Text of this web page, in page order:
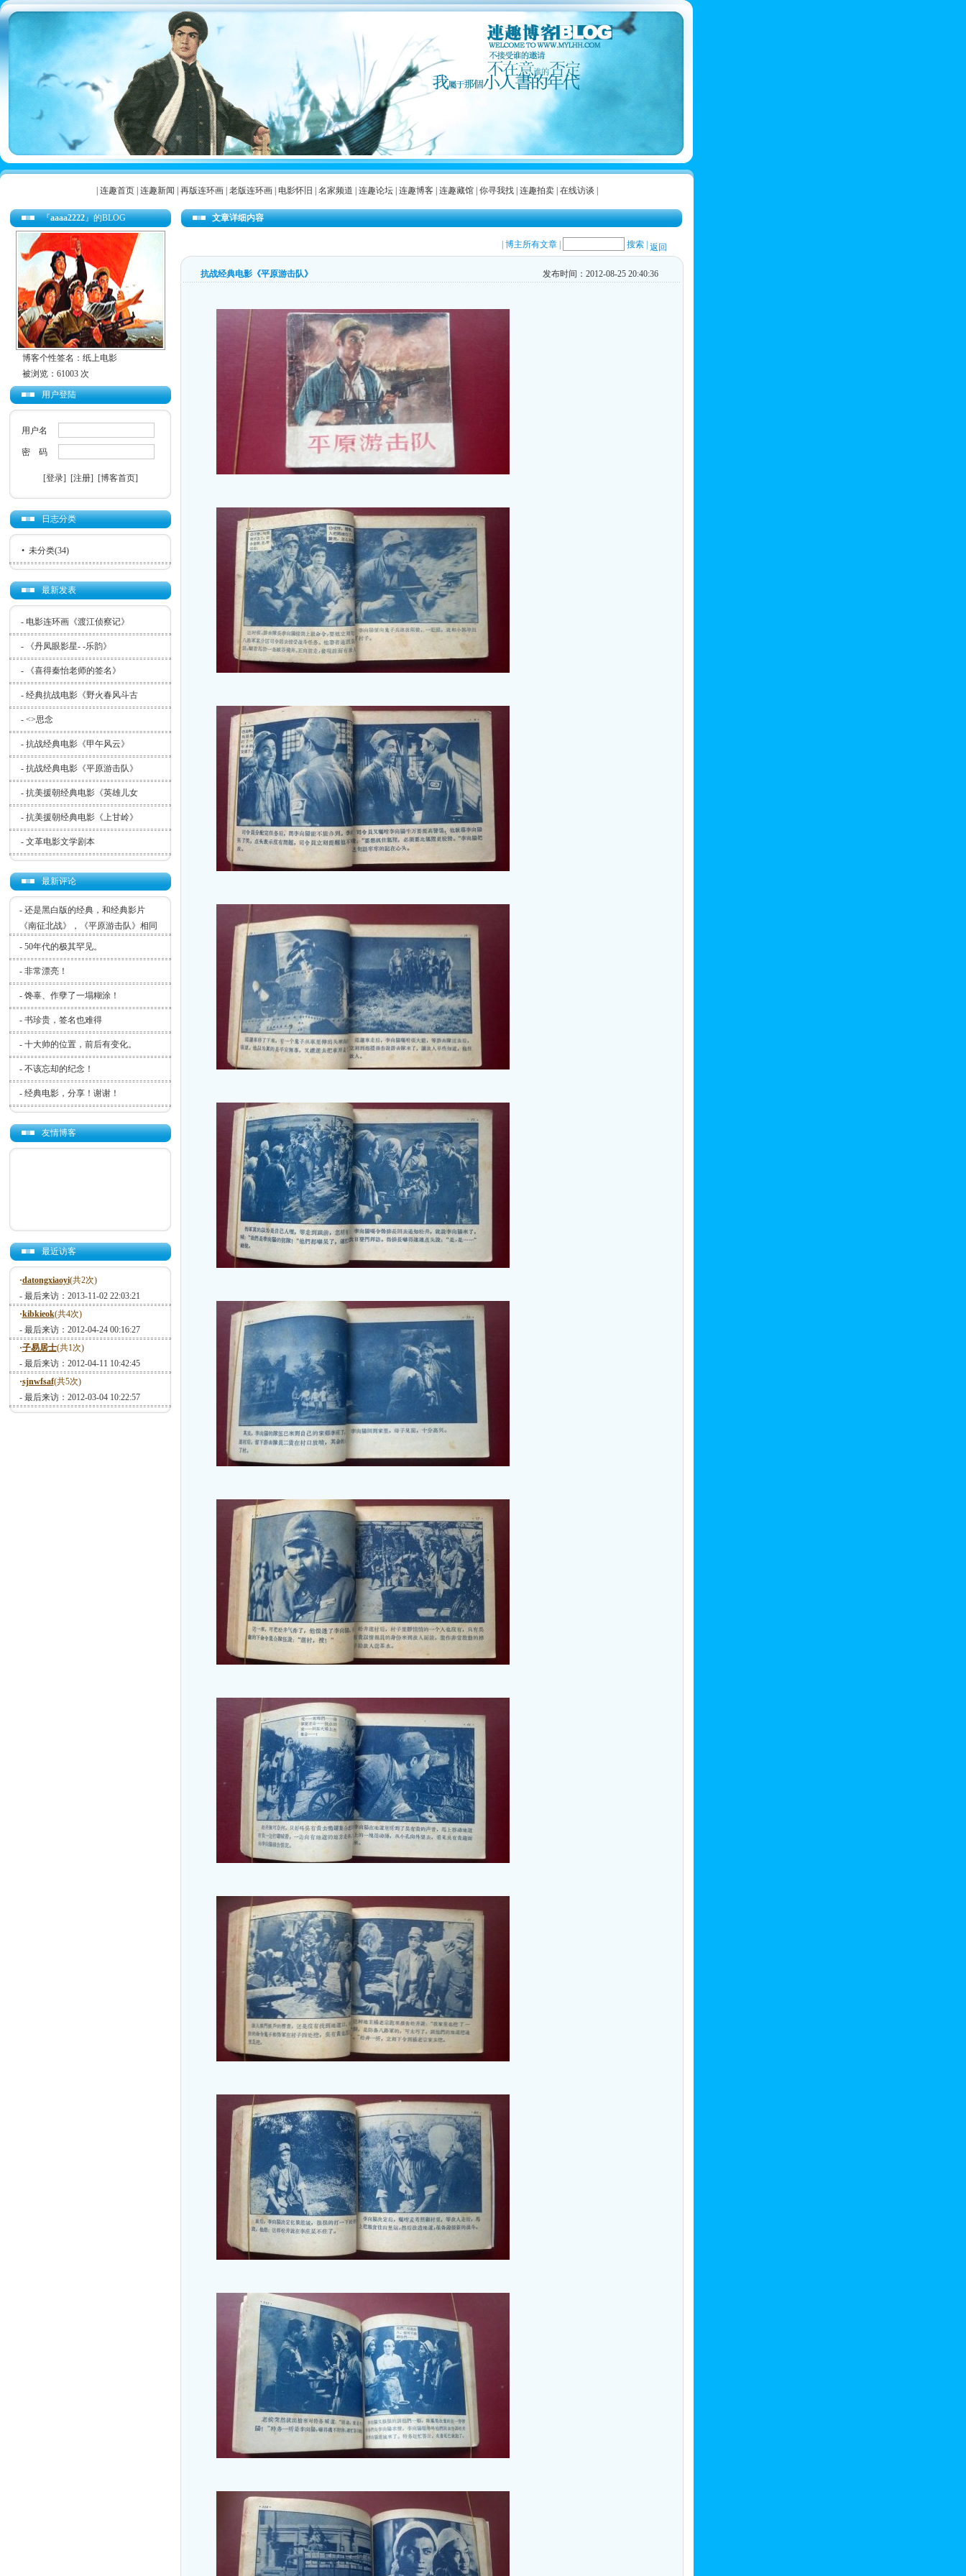
连趣首页| 连趣新闻 再版连环画| 老版连环画| 电影怀旧 名家频道 连趣论坛| 连趣博客| 连趣藏馆| 你寻我找| 连趣拍卖| 在线访谈
『aaaa2222』的BLOG
博客个性签名：纸上电影
被浏览：61003 次
用户登陆
用户名
密 码
[登录] [注册] [博客首页]
日志分类
• 未分类(34)
最新发表
- 电影连环画《渡江侦察记》
- 《丹凤眼影星- -乐韵》
- 《喜得秦怡老师的签名》
- 经典抗战电影《野火春风斗古
- <>思念
- 抗战经典电影《甲午风云》
- 抗战经典电影《平原游击队》
- 抗美援朝经典电影《英雄儿女
- 抗美援朝经典电影《上甘岭》
- 文革电影文学剧本
最新评论
- 还是黑白版的经典，和经典影片
《南征北战》，《平原游击队》相同
- 50年代的极其罕见。
- 非常漂亮！
- 馋辜、作孽了一塌糊涂！
- 书珍贵，签名也难得
- 十大帅的位置，前后有变化。
- 不该忘却的纪念！
- 经典电影，分享！谢谢！
友情博客
最近访客
·datongxiaoyi(共2次)
- 最后来访：2013-11-02 22:03:21
·kibkieok(共4次)
- 最后来访：2012-04-24 00:16:27
·子易居士(共1次)
- 最后来访：2012-04-11 10:42:45
·sjnwfsaf(共5次)
- 最后来访：2012-03-04 10:22:57
文章详细内容
博主所有文章| 搜索| 返回
抗战经典电影《平原游击队》 发布时间：2012-08-25 20:40:36